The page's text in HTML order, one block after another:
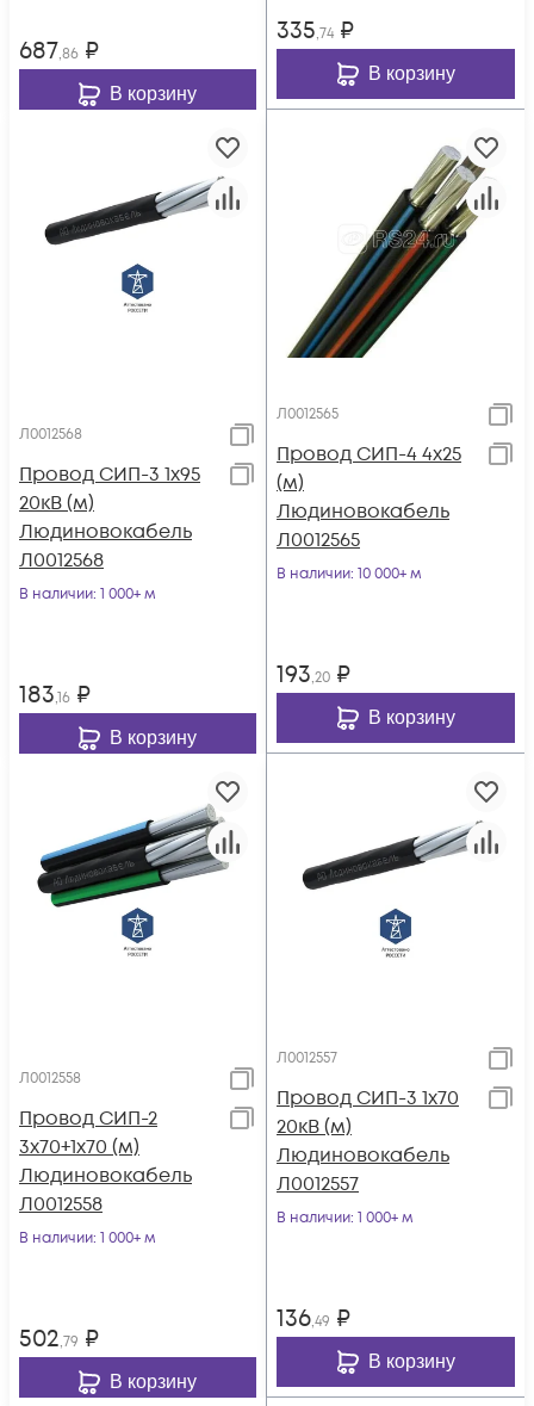
687,86 ₽
В корзину
335,74 ₽
В корзину
Л0012568
Провод СИП-3 1х95
20кВ (м)
Людиновокабель
Л0012568
В наличии: 1 000+ м
183,16 ₽
В корзину
Л0012565
Провод СИП-4 4х25
(м)
Людиновокабель
Л0012565
В наличии: 10 000+ м
193,20 ₽
В корзину
Л0012558
Провод СИП-2
3х70+1х70 (м)
Людиновокабель
Л0012558
В наличии: 1 000+ м
502,79 ₽
В корзину
Л0012557
Провод СИП-3 1х70
20кВ (м)
Людиновокабель
Л0012557
В наличии: 1 000+ м
136,49 ₽
В корзину